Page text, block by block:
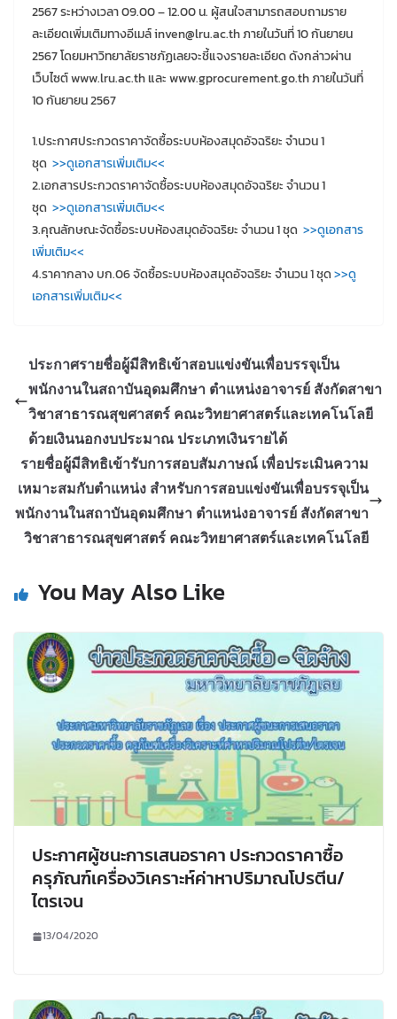
2567 ระหว่างเวลา 09.00 – 12.00 น. ผู้สนใจสามารถสอบถามราย
ละเอียดเพิ่มเติมทางอีเมล์ inven@lru.ac.th ภายในวันที่ 10 กันยายน
2567 โดยมหาวิทยาลัยราชภัฏเลยจะชี้แจงรายละเอียด ดังกล่าวผ่าน
เว็บไซต์ www.lru.ac.th และ www.gprocurement.go.th ภายในวันที่
10 กันยายน 2567
1.ประกาศประกวดราคาจัดซื้อระบบห้องสมุดอัจฉริยะ จำนวน 1
ชุด >>ดูเอกสารเพิ่มเติม<<
2.เอกสารประกวดราคาจัดซื้อระบบห้องสมุดอัจฉริยะ จำนวน 1
ชุด >>ดูเอกสารเพิ่มเติม<<
3.คุณลักษณะจัดซื้อระบบห้องสมุดอัจฉริยะ จำนวน 1 ชุด >>ดูเอกสาร
เพิ่มเติม<<
4.ราคากลาง บก.06 จัดซื้อระบบห้องสมุดอัจฉริยะ จำนวน 1 ชุด>>ดู
เอกสารเพิ่มเติม<<
ประกาศรายชื่อผู้มีสิทธิเข้าสอบแข่งขันเพื่อบรรจุเป็น
พนักงานในสถาบันอุดมศึกษา ตำแหน่งอาจารย์ สังกัดสาขา
วิชาสาธารณสุขศาสตร์ คณะวิทยาศาสตร์และเทคโนโลยี
ด้วยเงินนอกงบประมาณ ประเภทเงินรายได้
รายชื่อผู้มีสิทธิเข้ารับการสอบสัมภาษณ์ เพื่อประเมินความ
เหมาะสมกับตำแหน่ง สำหรับการสอบแข่งขันเพื่อบรรจุเป็น
พนักงานในสถาบันอุดมศึกษา ตำแหน่งอาจารย์ สังกัดสาขา
วิชาสาธารณสุขศาสตร์ คณะวิทยาศาสตร์และเทคโนโลยี
You May Also Like
ประกาศผู้ชนะการเสนอราคา ประกวดราคาซื้อ
ครุภัณฑ์เครื่องวิเคราะห์ค่าหาปริมาณโปรตีน/
ไตรเจน
13/04/2020